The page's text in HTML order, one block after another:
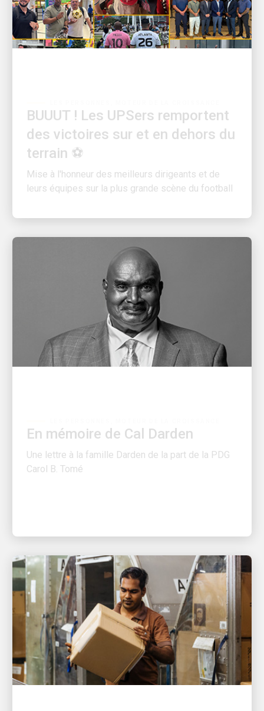
des victoires sur et en dehors du
terrain ⚽
Mise à l'honneur des meilleurs dirigeants et de
leurs équipes sur la plus grande scène du football
Une lettre à la famille Darden de la part de la PDG
Carol B. Tomé